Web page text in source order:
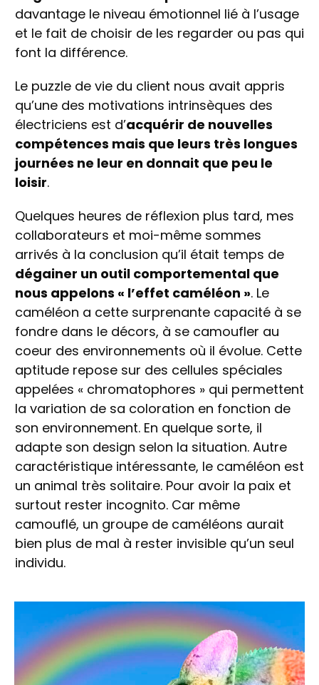
davantage le niveau émotionnel lié à l’usage
et le fait de choisir de les regarder ou pas qui
font la différence.
Le puzzle de vie du client nous avait appris
qu’une des motivations intrinsèques des
électriciens est d’acquérir de nouvelles
compétences mais que leurs très longues
journées ne leur en donnait que peu le
loisir.
Quelques heures de réflexion plus tard, mes
collaborateurs et moi-même sommes
arrivés à la conclusion qu’il était temps de
dégainer un outil comportemental que
nous appelons « l’effet caméléon ». Le
caméléon a cette surprenante capacité à se
fondre dans le décors, à se camoufler au
coeur des environnements où il évolue. Cette
aptitude repose sur des cellules spéciales
appelées « chromatophores » qui permettent
la variation de sa coloration en fonction de
son environnement. En quelque sorte, il
adapte son design selon la situation. Autre
caractéristique intéressante, le caméléon est
un animal très solitaire. Pour avoir la paix et
surtout rester incognito. Car même
camouflé, un groupe de caméléons aurait
bien plus de mal à rester invisible qu’un seul
individu.